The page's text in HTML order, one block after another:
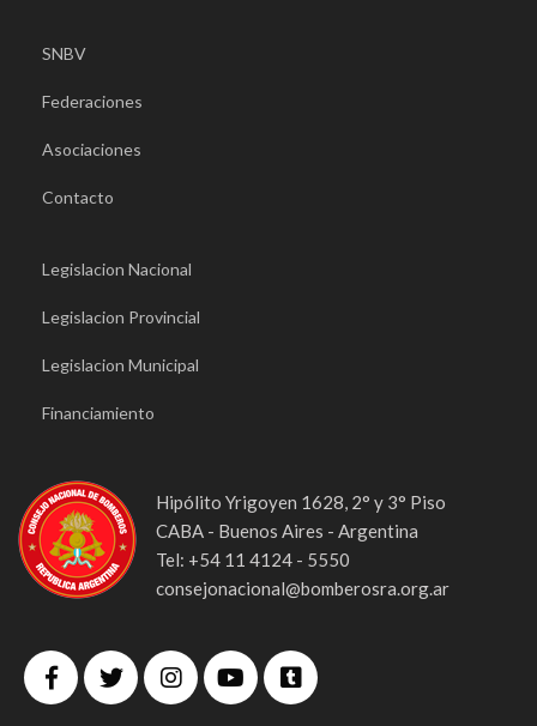
SNBV
Federaciones
Asociaciones
Contacto
Legislacion Nacional
Legislacion Provincial
Legislacion Municipal
Financiamiento
Hipólito Yrigoyen 1628, 2° y 3° Piso
CABA - Buenos Aires - Argentina
Tel: +54 11 4124 - 5550
consejonacional@bomberosra.org.ar